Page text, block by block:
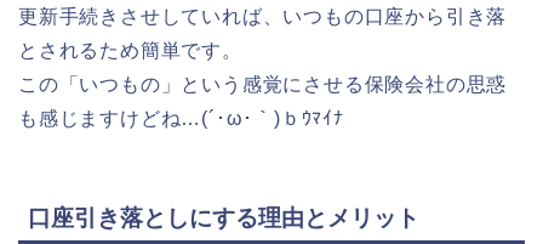
更新手続きさせしていれば、いつもの口座から引き落
とされるため簡単です。
この「いつもの」という感覚にさせる保険会社の思惑
も感じますけどね…(´･ω･｀)ｂｳﾏｲﾅ
口座引き落としにする理由とメリット